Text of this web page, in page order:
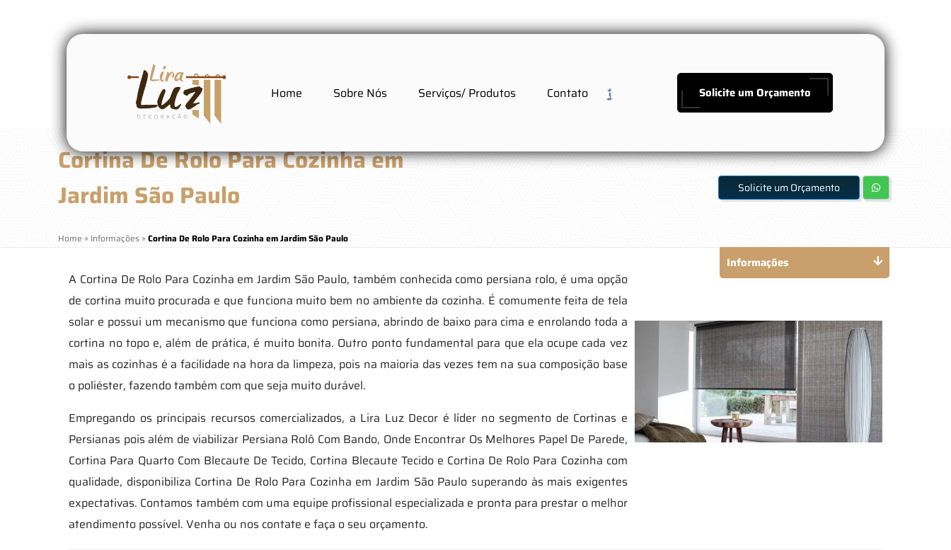
Home Sobre Nós Serviços/ Produtos Contato Solicite um Orçamento
Cortina De Rolo Para Cozinha em
Jardim São Paulo
Home » Informações »Cortina De Rolo Para Cozinha em Jardim São Paulo
Solicite um Orçamento
A Cortina De Rolo Para Cozinha em Jardim São Paulo, também conhecida como persiana rolo, é uma opção
de cortina muito procurada e que funciona muito bem no ambiente da cozinha. É comumente feita de tela
solar e possui um mecanismo que funciona como persiana, abrindo de baixo para cima e enrolando toda a
cortina no topo e, além de prática, é muito bonita. Outro ponto fundamental para que ela ocupe cada vez
mais as cozinhas é a facilidade na hora da limpeza, pois na maioria das vezes tem na sua composição base
o poliéster, fazendo também com que seja muito durável.
Empregando os principais recursos comercializados, a Lira Luz Decor é líder no segmento de Cortinas e
Persianas pois além de viabilizar Persiana Rolô Com Bando, Onde Encontrar Os Melhores Papel De Parede,
Cortina Para Quarto Com Blecaute De Tecido, Cortina Blecaute Tecido e Cortina De Rolo Para Cozinha com
qualidade, disponibiliza Cortina De Rolo Para Cozinha em Jardim São Paulo superando às mais exigentes
expectativas. Contamos também com uma equipe profissional especializada e pronta para prestar o melhor
atendimento possível. Venha ou nos contate e faça o seu orçamento.
Informações